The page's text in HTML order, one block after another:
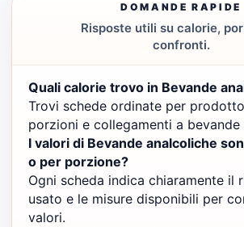
DOMANDE RAPIDE
Risposte utili su calorie,
confronti.
Quali calorie trovo in Bevande
Trovi schede ordinate per
porzioni e collegamenti a bevande
I valori di Bevande analcoliche
o per porzione?
Ogni scheda indica chiaramente il
usato e le misure disponibili per
valori.